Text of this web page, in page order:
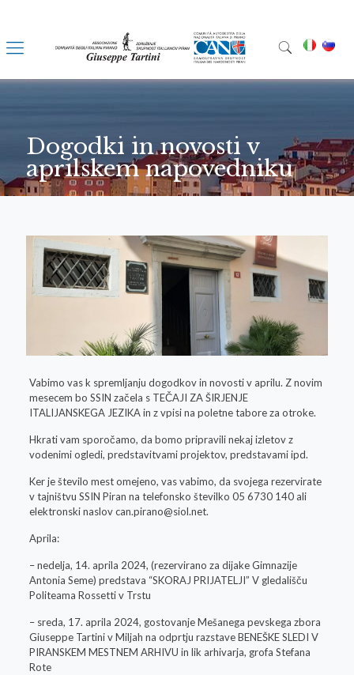
Dogodki in novosti v
aprilskem napovedniku
Vabimo vas k spremljanju dogodkov in novosti v aprilu. Z novim
mesecem bo SSIN začela s TEČAJI ZA ŠIRJENJE
ITALIJANSKEGA JEZIKA in z vpisi na poletne tabore za otroke.
Hkrati vam sporočamo, da bomo pripravili nekaj izletov z
vodenimi ogledi, predstavitvami projektov, predstavami ipd.
Ker je število mest omejeno, vas vabimo, da svojega rezervirate
v tajništvu SSIN Piran na telefonsko številko 05 6730 140 ali
elektronski naslovcan.pirano@siol.net.
Aprila:
– nedelja, 14. aprila 2024, (rezervirano za dijake Gimnazije
Antonia Seme) predstava “SKORAJ PRIJATELJI” V gledališču
Politeama Rossetti v Trstu
– sreda, 17. aprila 2024, gostovanje Mešanega pevskega zbora
Giuseppe Tartini v Miljah na odprtju razstave BENEŠKE SLEDI V
PIRANSKEM MESTNEM ARHIVU in lik arhivarja, grofa Stefana
Rote